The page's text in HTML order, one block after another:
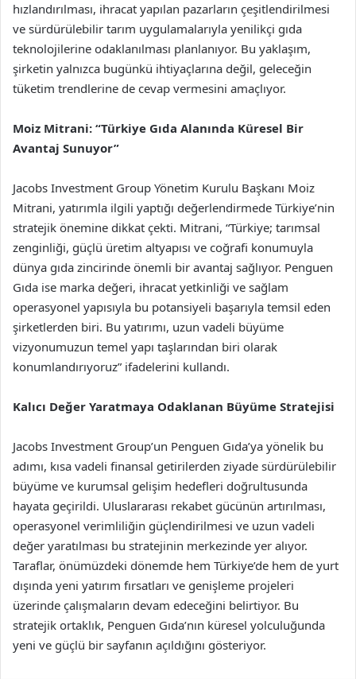
hızlandırılması, ihracat yapılan pazarların çeşitlendirilmesi
ve sürdürülebilir tarım uygulamalarıyla yenilikçi gıda
teknolojilerine odaklanılması planlanıyor. Bu yaklaşım,
şirketin yalnızca bugünkü ihtiyaçlarına değil, geleceğin
tüketim trendlerine de cevap vermesini amaçlıyor.
Moiz Mitrani: “Türkiye Gıda Alanında Küresel Bir
Avantaj Sunuyor”
Jacobs Investment Group Yönetim Kurulu Başkanı Moiz
Mitrani, yatırımla ilgili yaptığı değerlendirmede Türkiye’nin
stratejik önemine dikkat çekti. Mitrani, “Türkiye; tarımsal
zenginliği, güçlü üretim altyapısı ve coğrafi konumuyla
dünya gıda zincirinde önemli bir avantaj sağlıyor. Penguen
Gıda ise marka değeri, ihracat yetkinliği ve sağlam
operasyonel yapısıyla bu potansiyeli başarıyla temsil eden
şirketlerden biri. Bu yatırımı, uzun vadeli büyüme
vizyonumuzun temel yapı taşlarından biri olarak
konumlandırıyoruz” ifadelerini kullandı.
Kalıcı Değer Yaratmaya Odaklanan Büyüme Stratejisi
Jacobs Investment Group’un Penguen Gıda’ya yönelik bu
adımı, kısa vadeli finansal getirilerden ziyade sürdürülebilir
büyüme ve kurumsal gelişim hedefleri doğrultusunda
hayata geçirildi. Uluslararası rekabet gücünün artırılması,
operasyonel verimliliğin güçlendirilmesi ve uzun vadeli
değer yaratılması bu stratejinin merkezinde yer alıyor.
Taraflar, önümüzdeki dönemde hem Türkiye’de hem de yurt
dışında yeni yatırım fırsatları ve genişleme projeleri
üzerinde çalışmaların devam edeceğini belirtiyor. Bu
stratejik ortaklık, Penguen Gıda’nın küresel yolculuğunda
yeni ve güçlü bir sayfanın açıldığını gösteriyor.